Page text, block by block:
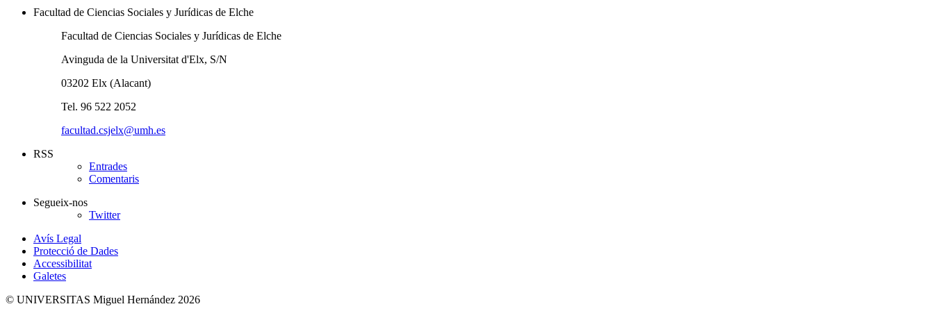
Facultad de Ciencias Sociales y Jurídicas de Elche
Facultad de Ciencias Sociales y Jurídicas de Elche
Avinguda de la Universitat d'Elx, S/N
03202 Elx (Alacant)
Tel. 96 522 2052
facultad.csjelx@umh.es
RSS
Entrades
Comentaris
Segueix-nos
Twitter
Avís Legal
Protecció de Dades
Accessibilitat
Galetes
© UNIVERSITAS Miguel Hernández 2026